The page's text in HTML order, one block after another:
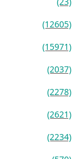
(12605)
(15971)
(2037)
(2278)
(2621)
(2234)